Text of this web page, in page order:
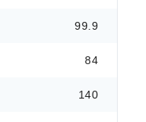
99.9
84
140